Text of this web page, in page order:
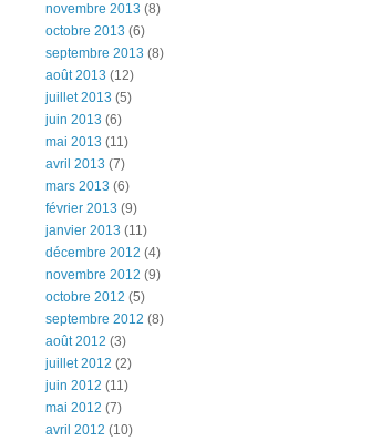
novembre 2013 (8)
octobre 2013 (6)
septembre 2013 (8)
août 2013 (12)
juillet 2013 (5)
juin 2013 (6)
mai 2013 (11)
avril 2013 (7)
mars 2013 (6)
février 2013 (9)
janvier 2013 (11)
décembre 2012 (4)
novembre 2012 (9)
octobre 2012 (5)
septembre 2012 (8)
août 2012 (3)
juillet 2012 (2)
juin 2012 (11)
mai 2012 (7)
avril 2012 (10)